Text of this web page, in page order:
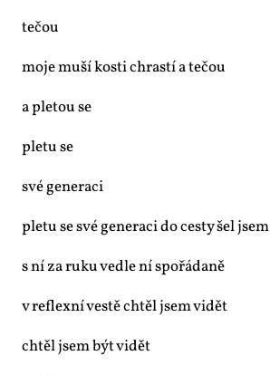
te­čou
mo­je mu­ší kos­ti chras­tí a te­čou
a ple­tou se
ple­tu se
své ge­ne­ra­ci
ple­tu se své ge­ne­ra­ci do ces­ty šel jsem
s ní za ru­ku ve­d­le ní spo­řá­da­ně
v re­flex­ní ves­tě chtěl jsem vi­dět
chtěl jsem být vi­dět